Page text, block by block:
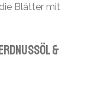
Blätter mit
&